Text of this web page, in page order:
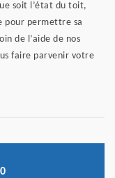
soit l’état du toit,
pour permettre sa
de l’aide de nos
faire parvenir votre